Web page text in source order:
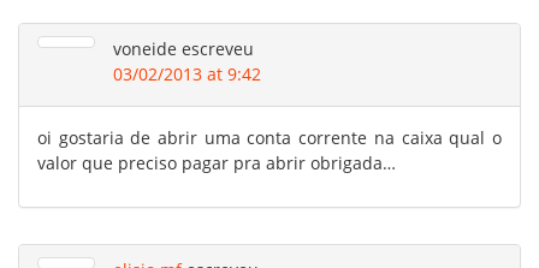
voneide escreveu
03/02/2013 at 9:42
oi gostaria de abrir uma conta corrente na caixa qual o
valor que preciso pagar pra abrir obrigada…